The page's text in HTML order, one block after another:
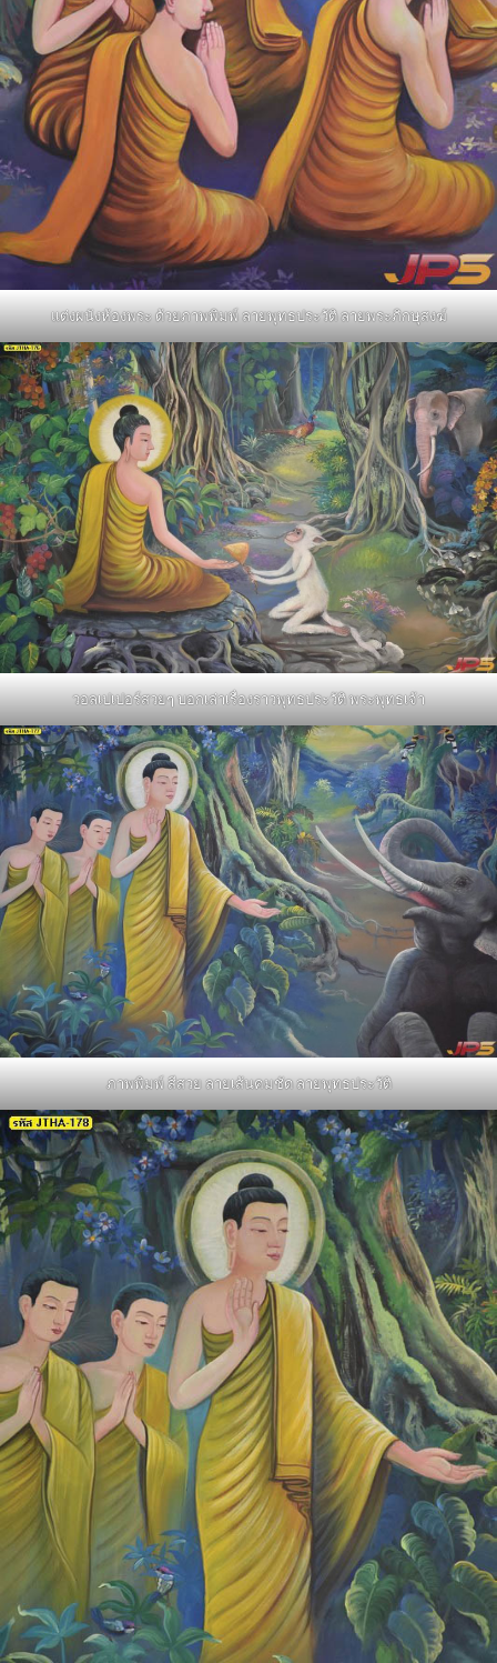
แต่งผนังห้องพระ ด้วยภาพพิมพ์ ลายพุทธประวัติ ลายพระภิกษุสงฆ์
วอลเปเปอร์สวยๆ บอกเล่าเรื่องราวพุทธประวัติ พระพุทธเจ้า
ภาพพิมพ์ สีสวย ลายเส้นคมชัด ลายพุทธประวัติ